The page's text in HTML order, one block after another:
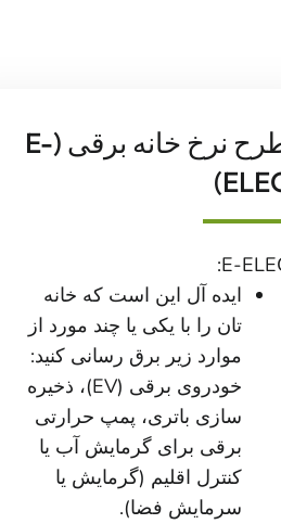
طرح نرخ خانه برقی (E-
E-
ایده آل این است که خانه
تان را با یکی یا چند مورد از
موارد زیر برق رسانی کنید:
خودروی برقی (EV)، ذخیره
سازی باتری، پمپ حرارتی
برقی برای گرمایش آب یا
کنترل اقلیم (گرمایش یا
سرمایش فضا).